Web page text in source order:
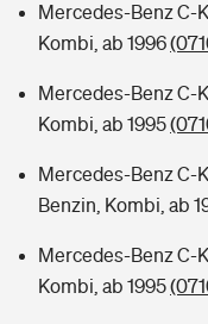
Mercedes-Benz C-
Kombi, ab 1996
Mercedes-Benz C-
Kombi, ab 1995
Mercedes-Benz C-
Benzin, Kombi, ab
Mercedes-Benz C-
Kombi, ab 1995